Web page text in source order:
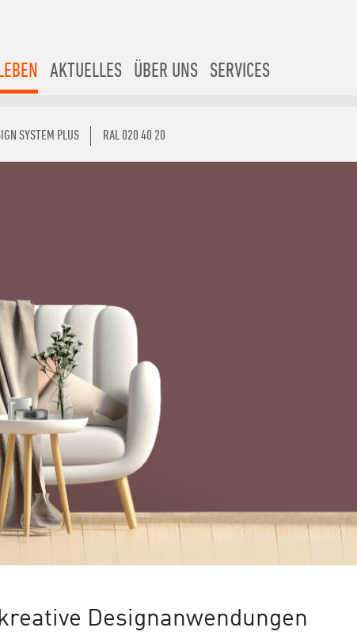
AKTUELLES ÜBER UNS SERVICES
SYSTEM PLUS RAL 020 40 20
Designanwendungen